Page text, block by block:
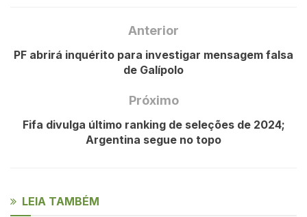
Anterior
PF abrirá inquérito para investigar mensagem falsa
de Galípolo
Próximo
Fifa divulga último ranking de seleções de 2024;
Argentina segue no topo
LEIA TAMBÉM